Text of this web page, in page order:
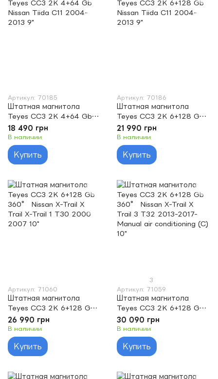
Артикул: 70185
Штатная магнитола
Teyes CC3 2K 4+64 Gb
Nissan Tiida C11 2004-
2013 9"
18 490 грн
В наличии
Купить
Артикул: 70186
Штатная магнитола
Teyes CC3 2K 6+128 Gb
Nissan Tiida C11 2004-
2013 9"
21 990 грн
В наличии
Купить
Артикул: 71060
Штатная магнитола
Teyes CC3 2K 6+128 Gb
360° Nissan X-Trail X
Trail X-Trail 1 T30 2000
2007 10"
26 990 грн
В наличии
Купить
3
Артикул: 71059
Штатная магнитола
Teyes CC3 2K 6+128 Gb
360° Nissan X-Trail X
Trail 3 T32 2013-2017-
Manual air conditioning (C)
10"
30 090 грн
В наличии
Купить